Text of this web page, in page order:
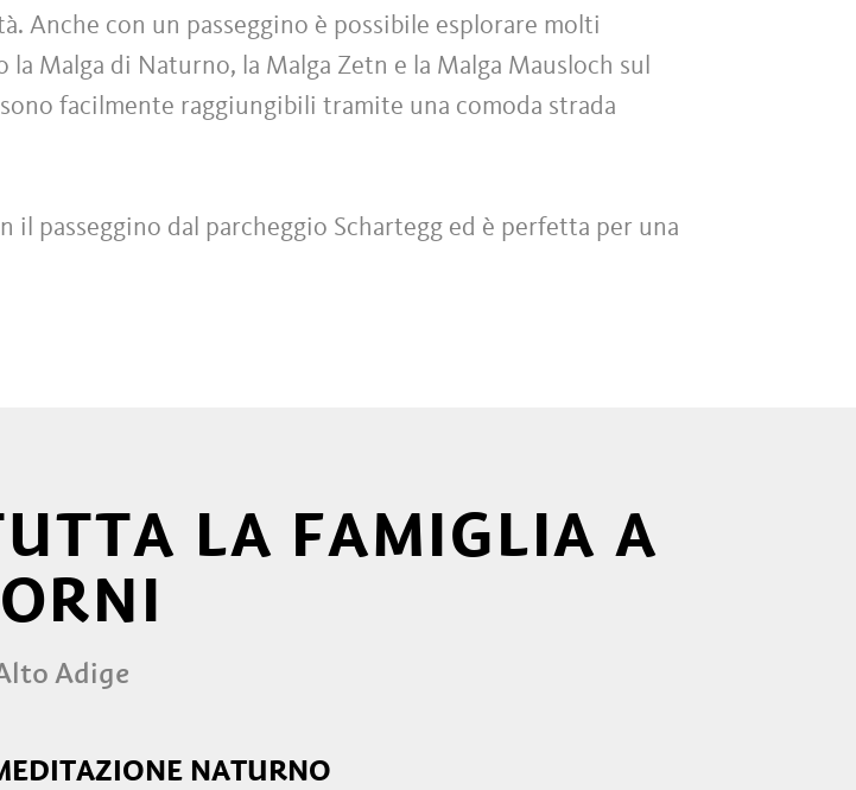
Anche con un passeggino è possibile esplorare molti
Malga di Naturno, la Malga Zetn e la Malga Mausloch sul
facilmente raggiungibili tramite una comoda strada
il passeggino dal parcheggio Schartegg ed è perfetta per una
LA FAMIGLIA A
Adige
NATURNO